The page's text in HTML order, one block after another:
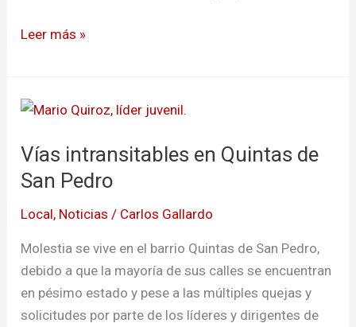
Leer más »
Vías intransitables en Quintas de
San Pedro
Local, Noticias / Carlos Gallardo
Molestia se vive en el barrio Quintas de San Pedro,
debido a que la mayoría de sus calles se encuentran
en pésimo estado y pese a las múltiples quejas y
solicitudes por parte de los líderes y dirigentes de
Vías
en
Quintas
San
Pedro